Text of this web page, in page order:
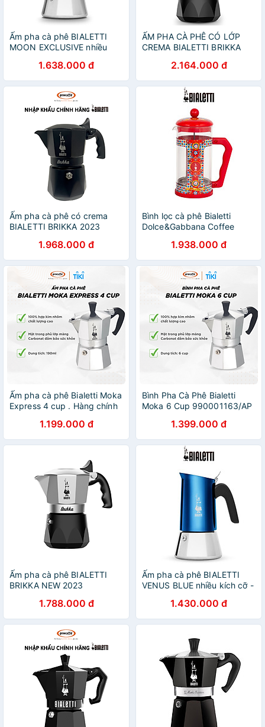
Ấm pha cà phê BIALETTI
MOON EXCLUSIVE nhiều
1.638.000 đ
ẤM PHA CÀ PHÊ CÓ LỚP
CREMA BIALETTI BRIKKA
2.164.000 đ
Ấm pha cà phê có crema
BIALETTI BRIKKA 2023
chính hãng1.968.000 đ
Bình lọc cà phê Bialetti
Dolce&Gabbana Coffee
1.938.000 đ
Ấm pha cà phê Bialetti Moka
Express 4 cup . Hàng chính
1.199.000 đ
Bình Pha Cà Phê Bialetti
Moka 6 Cup 990001163/AP
1.399.000 đ
Ấm pha cà phê BIALETTI
BRIKKA NEW 2023
1.788.000 đ
Ấm pha cà phê BIALETTI
VENUS BLUE nhiều kích cỡ -
1.430.000 đ